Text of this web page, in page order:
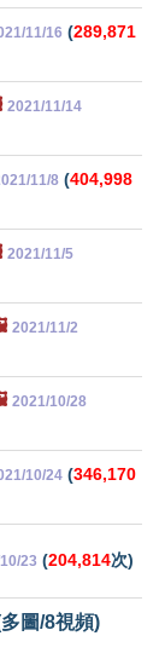
11/16 (289,871
2021/11/14
11/8 (404,998
2021/11/5
2021/11/2
2021/10/28
10/24 (346,170
23 (204,814次)
圖/8視頻)